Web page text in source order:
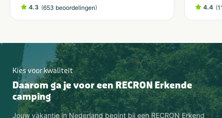
4.3 (653 beoordelingen) 4.4 (
Kies voor kwaliteit
Daarom ga je voor een RECRON Erkende
camping
Jouw vakantie in Nederland begint bij een RECRON Erkend